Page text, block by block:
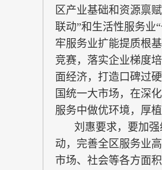
区产业基础和资源禀
联动”和生活性服务业
牢服务业扩能提质根
竞赛，落实企业梯度
面经济，打造口碑过
国统一大市场，在深
服务中做优环境，厚
刘惠要求，要加
动，完善全区服务业
市场、社会等各方面